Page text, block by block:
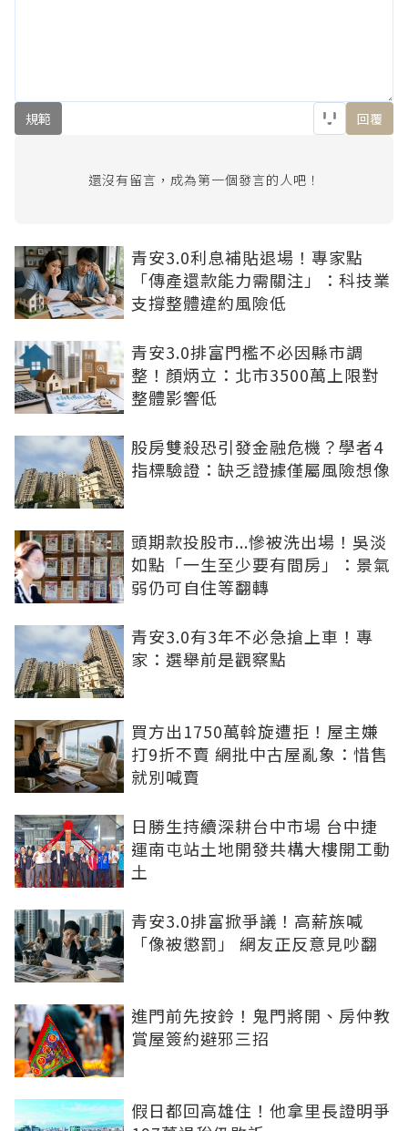
規範 回覆
還沒有留言，成為第一個發言的人吧！
青安3.0利息補貼退場！專家點
「傳產還款能力需關注」：科技業
支撐整體違約風險低
青安3.0排富門檻不必因縣市調
整！顏炳立：北市3500萬上限對
整體影響低
股房雙殺恐引發金融危機？學者4
指標驗證：缺乏證據僅屬風險想像
頭期款投股市...慘被洗出場！吳淡
如點「一生至少要有間房」：景氣
弱仍可自住等翻轉
青安3.0有3年不必急搶上車！專
家：選舉前是觀察點
買方出1750萬斡旋遭拒！屋主嫌
打9折不賣 網批中古屋亂象：惜售
就別喊賣
日勝生持續深耕台中市場 台中捷
運南屯站土地開發共構大樓開工動
土
青安3.0排富掀爭議！高薪族喊
「像被懲罰」 網友正反意見吵翻
進門前先按鈴！鬼門將開、房仲教
賞屋簽約避邪三招
假日都回高雄住！他拿里長證明爭